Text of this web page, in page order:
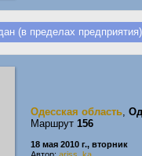
(в пределах предприятия)
Одесская область,
Маршрут 156
18 мая 2010 г., вторник